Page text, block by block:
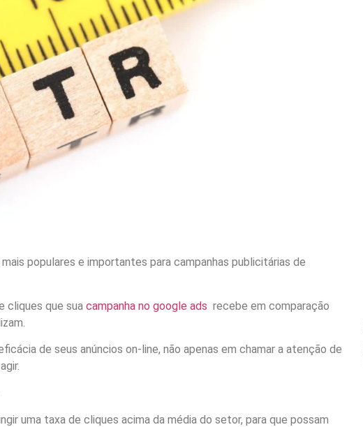
populares e importantes para campanhas publicitárias de
cliques que sua campanha no google ads recebe em comparação
de seus anúncios on-line, não apenas em chamar a atenção de
uma taxa de cliques acima da média do setor, para que possam